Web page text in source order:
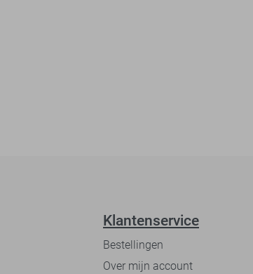
Klantenservice
Bestellingen
Over mijn account